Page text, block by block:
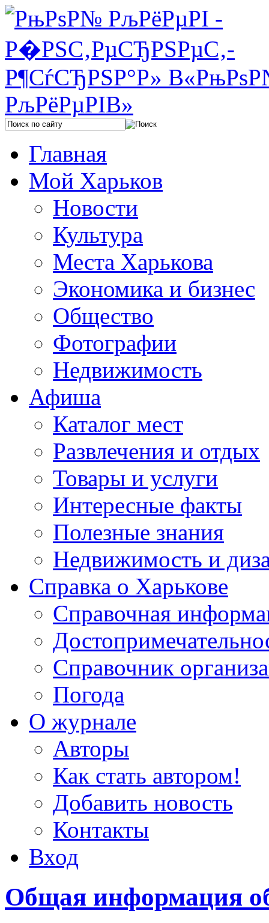
Главная
Мой Харьков
Новости
Культура
Места Харькова
Экономика и бизнес
Общество
Фотографии
Недвижимость
Афиша
Каталог мест
Развлечения и отдых
Товары и услуги
Интересные факты
Полезные знания
Недвижимость и
Справка о Харькове
Справочная
Справочник
Погода
О журнале
Авторы
Как стать автором!
Добавить новость
Контакты
Вход
Общая информация